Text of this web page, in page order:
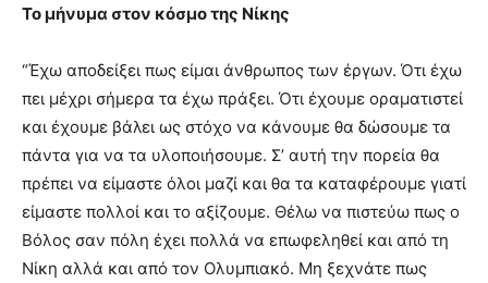
Το μήνυμα στον κόσμο της Νίκης
“Έχω αποδείξει πως είμαι άνθρωπος των έργων. Ότι έχω
πει μέχρι σήμερα τα έχω πράξει. Ότι έχουμε οραματιστεί
και έχουμε βάλει ως στόχο να κάνουμε θα δώσουμε τα
πάντα για να τα υλοποιήσουμε. Σ’ αυτή την πορεία θα
πρέπει να είμαστε όλοι μαζί και θα τα καταφέρουμε γιατί
είμαστε πολλοί και το αξίζουμε. Θέλω να πιστεύω πως ο
Βόλος σαν πόλη έχει πολλά να επωφεληθεί και από τη
Νίκη αλλά και από τον Ολυμπιακό. Μη ξεχνάτε πως